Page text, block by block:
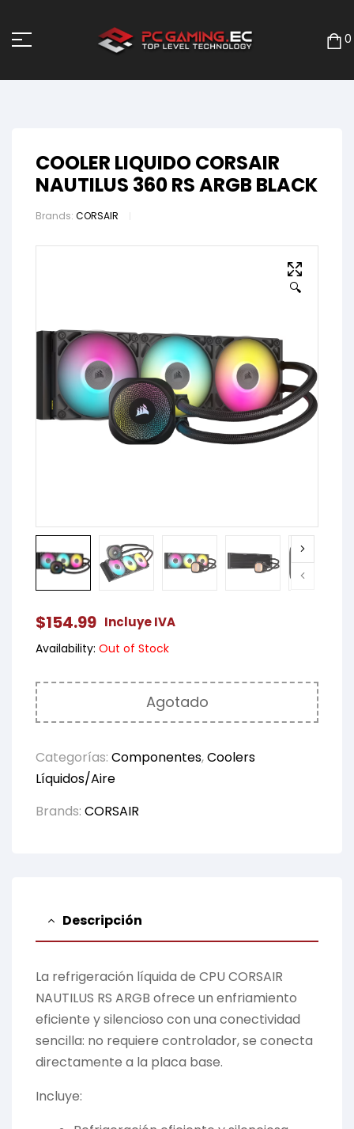
0
COOLER LIQUIDO CORSAIR
NAUTILUS 360 RS ARGB BLACK
Brands: CORSAIR
🔍
$154.99 Incluye IVA
Availability: Out of Stock
Agotado
Categorías: Componentes,Coolers
Líquidos/Aire
Brands: CORSAIR
Descripción
La refrigeración líquida de CPU CORSAIR
NAUTILUS RS ARGB ofrece un enfriamiento
eficiente y silencioso con una conectividad
sencilla: no requiere controlador, se conecta
directamente a la placa base.
Incluye: